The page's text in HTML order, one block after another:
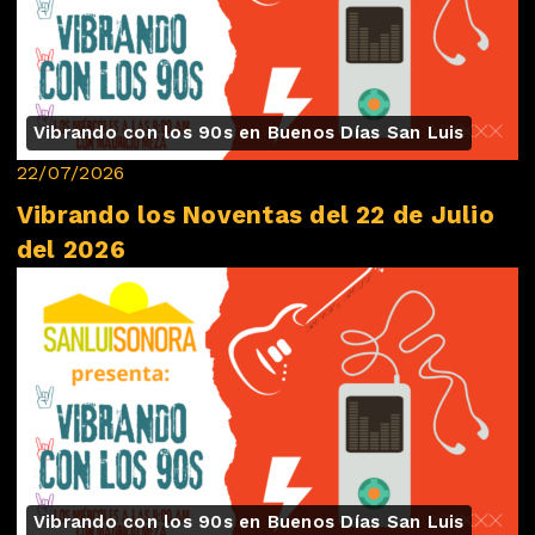
Vibrando con los 90s en Buenos Días San Luis
22/07/2026
Vibrando los Noventas del 22 de Julio
del 2026
Vibrando con los 90s en Buenos Días San Luis